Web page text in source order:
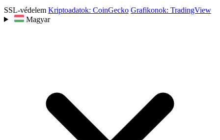
SSL-védelem Kriptoadatok: CoinGecko Grafikonok: TradingView
Magyar